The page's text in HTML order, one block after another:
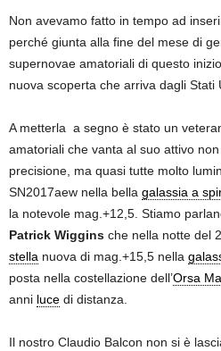
Non avevamo fatto in tempo ad
perché giunta alla fine del mese di
supernovae amatoriali di questo
nuova scoperta che arriva dagli Stati
A metterla a segno è stato un
amatoriali che vanta al suo attivo
precisione, ma quasi tutte molto
SN2017aew nella bella galassia a
la notevole mag.+12,5. Stiamo
Patrick Wiggins che nella notte del
stella nuova di mag.+15,5 nella
posta nella costellazione dell’Orsa
anni luce di distanza.
Il nostro Claudio Balcon non si è